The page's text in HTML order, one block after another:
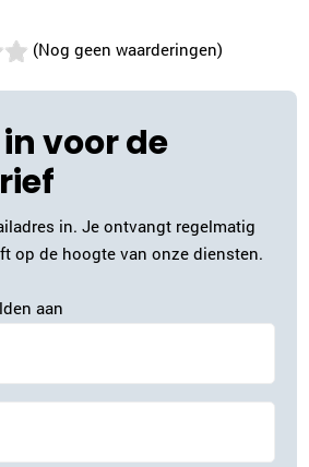
(Nog geen waarderingen)
voor de
in. Je ontvangt regelmatig
op de hoogte van onze diensten.
aan